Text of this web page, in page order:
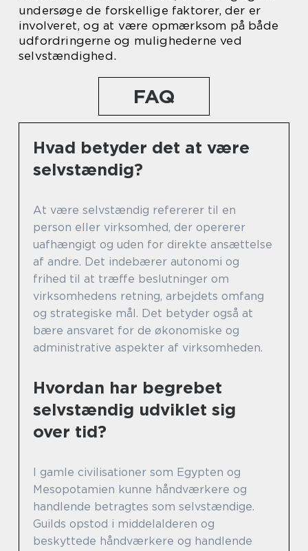
undersøge de forskellige faktorer, der er
involveret, og at være opmærksom på både
udfordringerne og mulighederne ved
selvstændighed.
FAQ
Hvad betyder det at være
selvstændig?
At være selvstændig refererer til en
person eller virksomhed, der opererer
uafhængigt og uden for direkte ansættelse
af andre. Det indebærer autonomi og
frihed til at træffe beslutninger om
virksomhedens retning, arbejdets omfang
og strategiske mål. Det betyder også at
bære ansvaret for de økonomiske og
administrative aspekter af virksomheden.
Hvordan har begrebet
selvstændig udviklet sig
over tid?
I gamle civilisationer som Egypten og
Mesopotamien kunne håndværkere og
handlende betragtes som selvstændige.
Guilds opstod i middelalderen og
beskyttede håndværkere og handlende